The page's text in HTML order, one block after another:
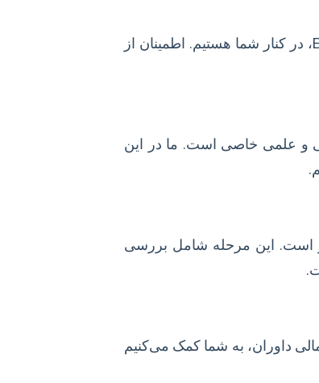
از طراحی ابزارهای جمع‌آوری داده تا آموزش و اجرای تحلیل‌های آماری با نرم‌افزارهایی چون SPSS، Amos، R، Python و Eviews، در کنار شما هستیم. اطمینان از
و علمی خاصی است. ما در این
است. این مرحله شامل بررسی
داوران، به شما کمک می‌کنیم